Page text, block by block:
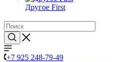
Другое First
+7 925 248-79-49